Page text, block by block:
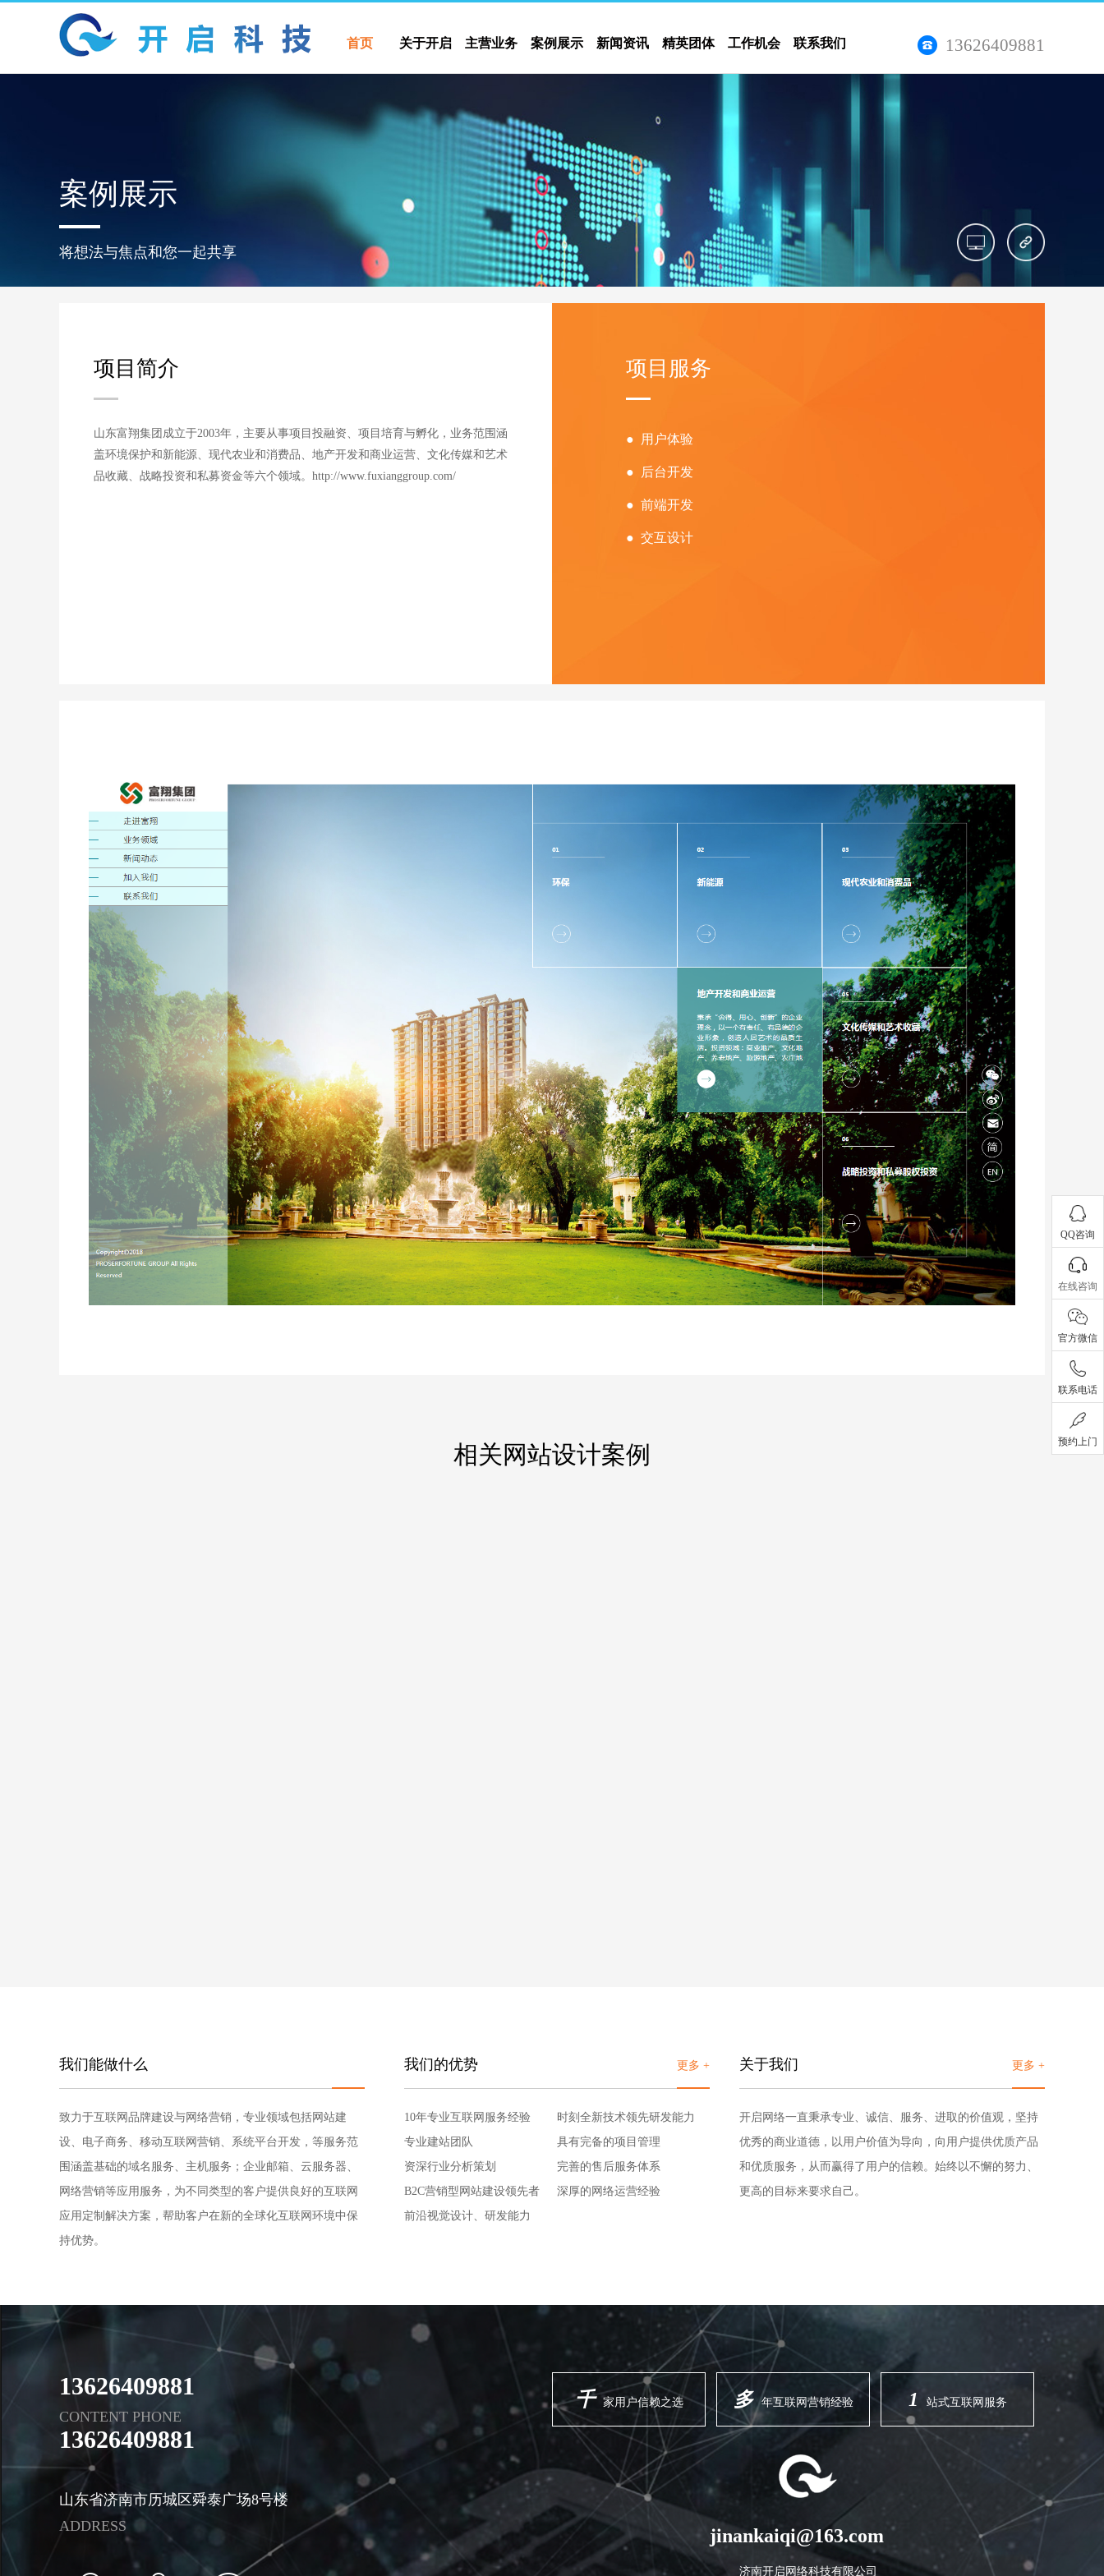
首页 关于开启 主营业务 案例展示 新闻资讯 精英团体 工作机会 联系我们 13626409881
案例展示
将想法与焦点和您一起共享
项目简介
山东富翔集团成立于2003年，主要从事项目投融资、项目培育与孵化，业务范围涵
盖环境保护和新能源、现代农业和消费品、地产开发和商业运营、文化传媒和艺术
品收藏、战略投资和私募资金等六个领域。http://www.fuxianggroup.com/
项目服务
● 用户体验
● 后台开发
● 前端开发
● 交互设计
相关网站设计案例
我们能做什么
致力于互联网品牌建设与网络营销，专业领域包括网站建
设、电子商务、移动互联网营销、系统平台开发，等服务范
围涵盖基础的域名服务、主机服务；企业邮箱、云服务器、
网络营销等应用服务，为不同类型的客户提供良好的互联网
应用定制解决方案，帮助客户在新的全球化互联网环境中保
持优势。
更多 +
我们的优势
10年专业互联网服务经验
专业建站团队
资深行业分析策划
B2C营销型网站建设领先者
前沿视觉设计、研发能力
时刻全新技术领先研发能力
具有完备的项目管理
完善的售后服务体系
深厚的网络运营经验
更多 +
关于我们
开启网络一直秉承专业、诚信、服务、进取的价值观，坚持
优秀的商业道德，以用户价值为导向，向用户提供优质产品
和优质服务，从而赢得了用户的信赖。始终以不懈的努力、
更高的目标来要求自己。
13626409881
CONTENT PHONE
13626409881
山东省济南市历城区舜泰广场8号楼
ADDRESS
1 站式互联网服务
多 年互联网营销经验
千 家用户信赖之选
jinankaiqi@163.com
济南开启网络科技有限公司
QQ咨询
在线咨询
官方微信
联系电话
预约上门